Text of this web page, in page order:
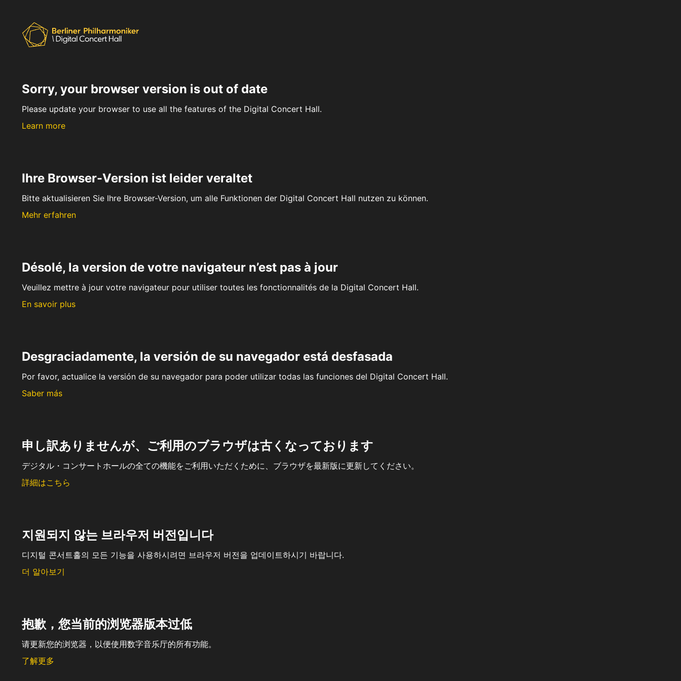
Sorry, your browser version is out of date
Please update your browser to use all the features of the Digital Concert Hall.
Learn more
Ihre Browser-Version ist leider veraltet
Bitte aktualisieren Sie Ihre Browser-Version, um alle Funktionen der Digital Concert Hall nutzen zu können.
Mehr erfahren
Désolé, la version de votre navigateur n’est pas à jour
Veuillez mettre à jour votre navigateur pour utiliser toutes les fonctionnalités de la Digital Concert Hall.
En savoir plus
Desgraciadamente, la versión de su navegador está desfasada
Por favor, actualice la versión de su navegador para poder utilizar todas las funciones del Digital Concert Hall.
Saber más
申し訳ありませんが、ご利用のブラウザは古くなっております
デジタル・コンサートホールの全ての機能をご利用いただくために、ブラウザを最新版に更新してください。
詳細はこちら
지원되지 않는 브라우저 버전입니다
디지털 콘서트홀의 모든 기능을 사용하시려면 브라우저 버전을 업데이트하시기 바랍니다.
더 알아보기
抱歉，您当前的浏览器版本过低
请更新您的浏览器，以便使用数字音乐厅的所有功能。
了解更多